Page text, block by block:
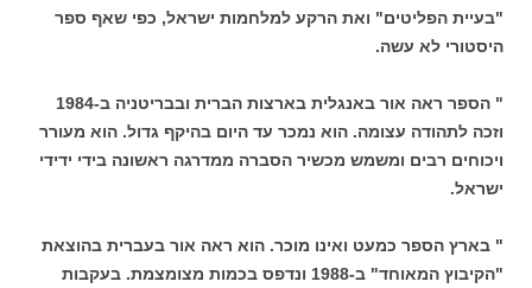
"בעיית הפליטים" ואת הרקע למלחמות ישראל, כפי שאף ספר
היסטורי לא עשה.
" הספר ראה אור באנגלית בארצות הברית ובבריטניה ב-1984
וזכה לתהודה עצומה. הוא נמכר עד היום בהיקף גדול. הוא מעורר
ויכוחים רבים ומשמש מכשיר הסברה ממדרגה ראשונה בידי ידידי
ישראל.
" בארץ הספר כמעט ואינו מוכר. הוא ראה אור בעברית בהוצאת
"הקיבוץ המאוחד" ב-1988 ונדפס בכמות מצומצמת. בעקבות